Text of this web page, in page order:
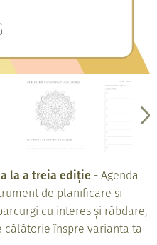
la a treia ediție - Agenda
de planificare și
cu interes și răbdare,
călătorie înspre varianta ta